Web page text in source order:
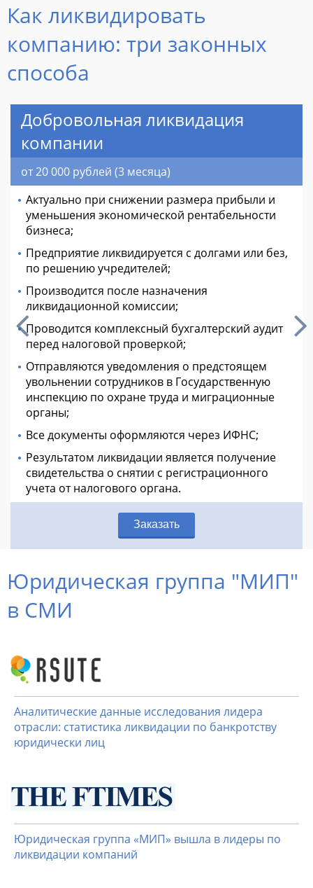
Как ликвидировать
компанию: три законных
способа
Добровольная ликвидация
компании
от 20 000 рублей (3 месяца)
Актуально при снижении размера прибыли и
уменьшения экономической рентабельности
бизнеса;
Предприятие ликвидируется с долгами или без,
по решению учредителей;
Производится после назначения
ликвидационной комиссии;
Проводится комплексный бухгалтерский аудит
перед налоговой проверкой;
Отправляются уведомления о предстоящем
увольнении сотрудников в Государственную
инспекцию по охране труда и миграционные
органы;
Все документы оформляются через ИФНС;
Результатом ликвидации является получение
свидетельства о снятии с регистрационного
учета от налогового органа.
Заказать
Юридическая группа "МИП"
в СМИ
Аналитические данные исследования лидера
отрасли: статистика ликвидации по банкротству
юридически лиц
Юридическая группа «МИП» вышла в лидеры по
ликвидации компаний